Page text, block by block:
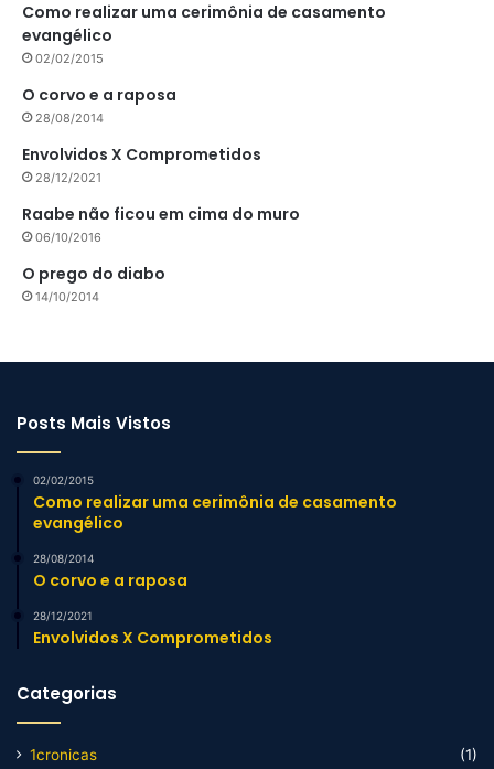
Como realizar uma cerimônia de casamento
evangélico
02/02/2015
O corvo e a raposa
28/08/2014
Envolvidos X Comprometidos
28/12/2021
Raabe não ficou em cima do muro
06/10/2016
O prego do diabo
14/10/2014
Posts Mais Vistos
02/02/2015
Como realizar uma cerimônia de casamento
evangélico
28/08/2014
O corvo e a raposa
28/12/2021
Envolvidos X Comprometidos
Categorias
1cronicas
(1)